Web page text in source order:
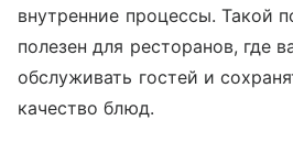
внутренние процессы. Такой
полезен для ресторанов, где
обслуживать гостей и
качество блюд.